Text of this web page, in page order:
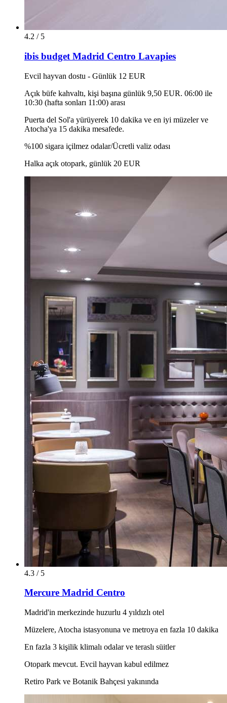
4.2 / 5
ibis budget Madrid Centro Lavapies
Evcil hayvan dostu - Günlük 12 EUR
Açık büfe kahvaltı, kişi başına günlük 9,50 EUR. 06:00 ile
10:30 (hafta sonları 11:00) arası
Puerta del Sol'a yürüyerek 10 dakika ve en iyi müzeler ve
Atocha'ya 15 dakika mesafede.
%100 sigara içilmez odalar/Ücretli valiz odası
Halka açık otopark, günlük 20 EUR
4.3 / 5
Mercure Madrid Centro
Madrid'in merkezinde huzurlu 4 yıldızlı otel
Müzelere, Atocha istasyonuna ve metroya en fazla 10 dakika
En fazla 3 kişilik klimalı odalar ve teraslı süitler
Otopark mevcut. Evcil hayvan kabul edilmez
Retiro Park ve Botanik Bahçesi yakınında